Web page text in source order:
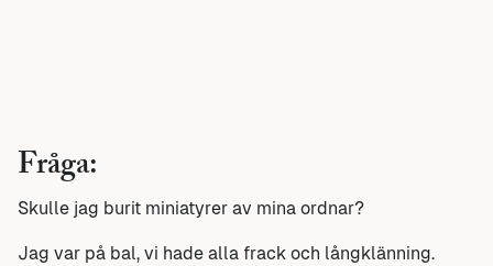
Fråga:
Skulle jag burit miniatyrer av mina ordnar?
Jag var på bal, vi hade alla frack och långklänning.